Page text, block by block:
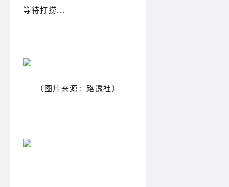
等待打捞...
（图片来源：路透社）